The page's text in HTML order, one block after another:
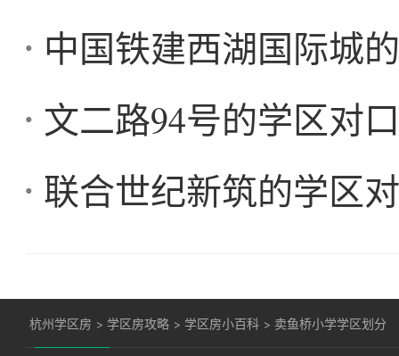
中国铁建西湖国际城
文二路94号的学区对
联合世纪新筑的学区
杭州学区房 > 学区房攻略 > 学区房小百科 > 卖鱼桥小学学区划分